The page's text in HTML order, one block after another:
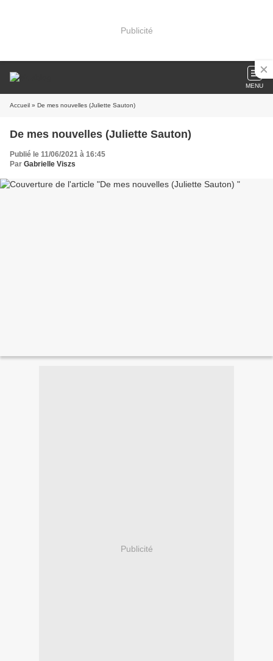
Publicité
MENU
Accueil » De mes nouvelles (Juliette Sauton)
De mes nouvelles (Juliette Sauton)
Publié le 11/06/2021 à 16:45
Par Gabrielle Viszs
Publicité